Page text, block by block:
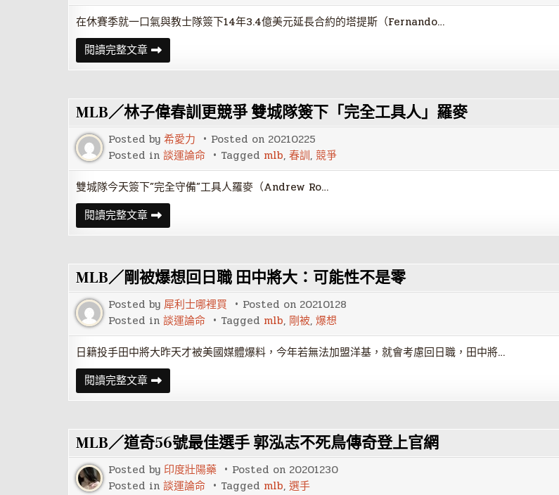
成
代
打
敲
安
維
持
感
在休賽季就一口氣與教士隊簽下14年3.4億美元延長合約的塔提斯（Fernando…
閱讀完整文章MLB
／
「滿
士」
春
訓
就
上
演
提
斯
首
轟
就
是
滿
砲
MLB／林子偉春訓更競爭 雙城隊簽下「完全工具人」羅麥
Posted by 希愛力 Posted on 20210225
Posted in 談運論命 Tagged mlb, 春訓, 競爭
雙城隊今天簽下”完全守備”工具人羅麥（Andrew Ro…
閱讀完整文章MLB
／
林
春
訓
更
競
爭
雙
隊
簽
下
「完
全
工
具
羅
麥
MLB／剛被爆想回日職 田中將大：可能性不是零
Posted by 犀利士哪裡買 Posted on 20210128
Posted in 談運論命 Tagged mlb, 剛被, 爆想
日籍投手田中將大昨天才被美國媒體爆料，今年若無法加盟洋基，就會考慮回日職，田中將…
閱讀完整文章MLB
／
剛
想
回
日
職
田
中
MLB／道奇56號最佳選手 郭泓志不死鳥傳奇登上官網
Posted by 印度壯陽藥 Posted on 20201230
Posted in 談運論命 Tagged mlb, 選手